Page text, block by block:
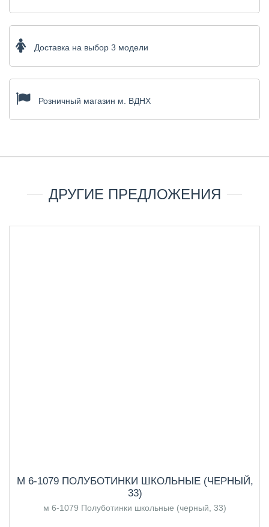
Доставка на выбор 3 модели
Розничный магазин м. ВДНХ
ДРУГИЕ ПРЕДЛОЖЕНИЯ
М 6-1079 ПОЛУБОТИНКИ ШКОЛЬНЫЕ (ЧЕРНЫЙ,
33)
м 6-1079 Полуботинки школьные (черный, 33)